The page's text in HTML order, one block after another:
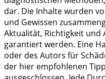
dar. Die Inhalte wurden
und Gewissen
Aktualität, Richtigkeit und
garantiert werden. Eine
oder des Autors für
der hier empfohlenen